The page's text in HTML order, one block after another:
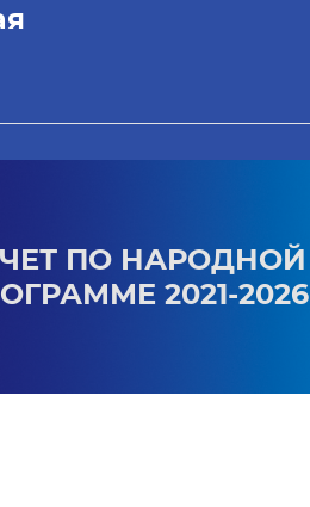
ПО НАРОДНОЙ
2021-2026